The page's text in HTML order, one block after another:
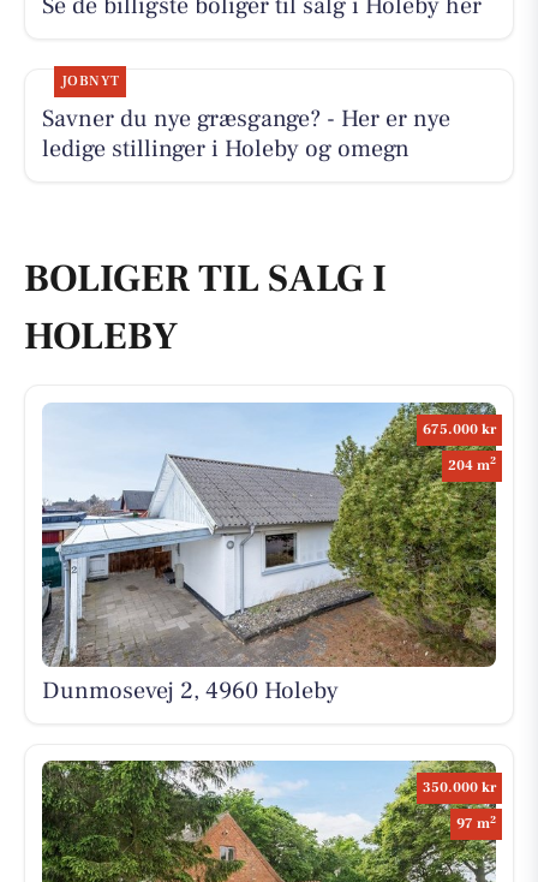
Se de billigste boliger til salg i Holeby her
JOBNYT
Savner du nye græsgange? - Her er nye
ledige stillinger i Holeby og omegn
BOLIGER TIL SALG I
HOLEBY
675.000 kr
204 m2
Dunmosevej 2, 4960 Holeby
350.000 kr
97 m2